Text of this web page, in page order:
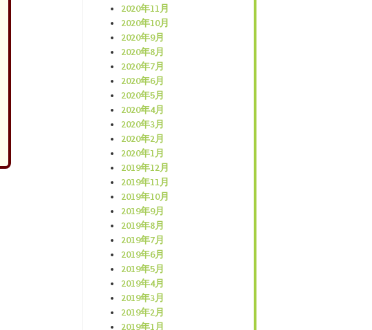
2020年11月
2020年10月
2020年9月
2020年8月
2020年7月
2020年6月
2020年5月
2020年4月
2020年3月
2020年2月
2020年1月
2019年12月
2019年11月
2019年10月
2019年9月
2019年8月
2019年7月
2019年6月
2019年5月
2019年4月
2019年3月
2019年2月
2019年1月